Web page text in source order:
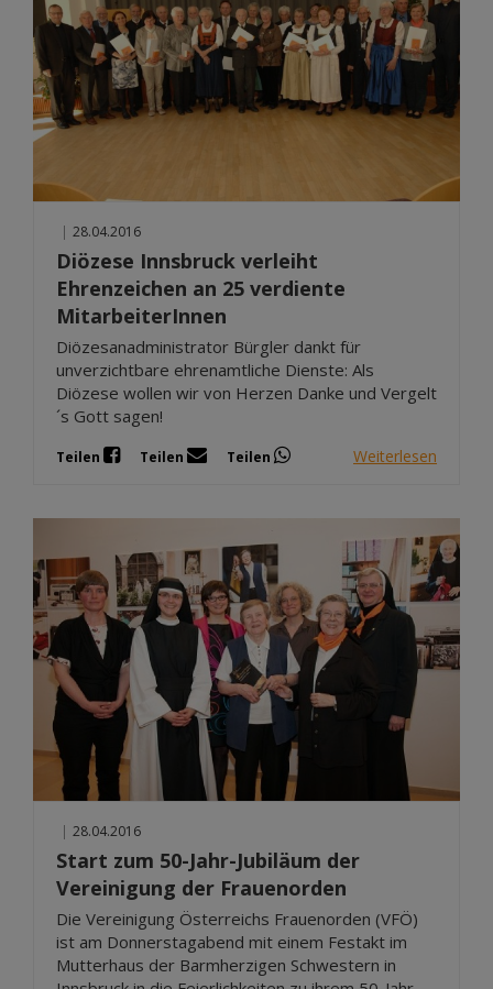
| 28.04.2016
Diözese Innsbruck verleiht
Ehrenzeichen an 25 verdiente
MitarbeiterInnen
Diözesanadministrator Bürgler dankt für
unverzichtbare ehrenamtliche Dienste: Als
Diözese wollen wir von Herzen Danke und Vergelt
´s Gott sagen!
Teilen Teilen Teilen Weiterlesen
| 28.04.2016
Start zum 50-Jahr-Jubiläum der
Vereinigung der Frauenorden
Die Vereinigung Österreichs Frauenorden (VFÖ)
ist am Donnerstagabend mit einem Festakt im
Mutterhaus der Barmherzigen Schwestern in